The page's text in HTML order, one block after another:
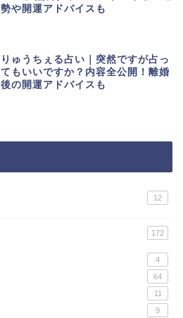
勢や開運アドバイスも
りゅうちぇる占い｜突然ですが占っ
てもいいですか？内容全公開！離婚
後の開運アドバイスも
12
172
4
64
11
9